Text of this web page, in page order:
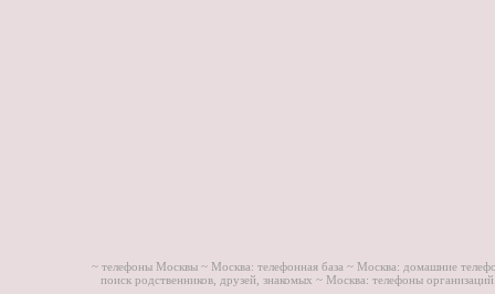
~ телефоны Москвы ~ Москва: телефонная база ~ Москва: домашние
поиск родственников, друзей, знакомых ~ Москва: телефоны